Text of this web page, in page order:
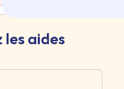
les aides